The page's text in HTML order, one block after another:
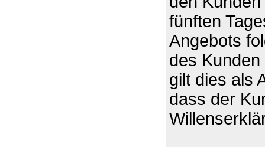
fünften
Angebots
des
gilt dies als
dass der